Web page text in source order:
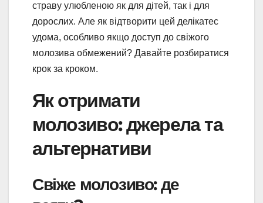
страву улюбленою як для дітей, так і для
дорослих. Але як відтворити цей делікатес
удома, особливо якщо доступ до свіжого
молозива обмежений? Давайте розбиратися
крок за кроком.
Як отримати
молозиво: джерела та
альтернативи
Свіже молозиво: де